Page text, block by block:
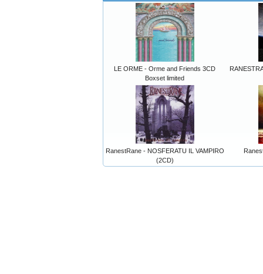
LE ORME - Orme and Friends 3CD
Boxset limited
RanestRane - NOSFERATU IL VAMPIRO
(2CD)